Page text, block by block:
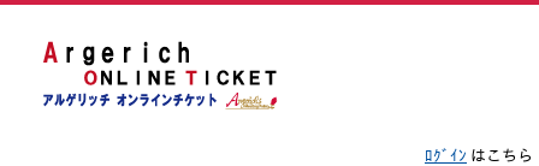
ﾛｸﾞｲﾝ はこちら